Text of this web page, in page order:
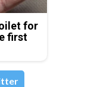
for
first